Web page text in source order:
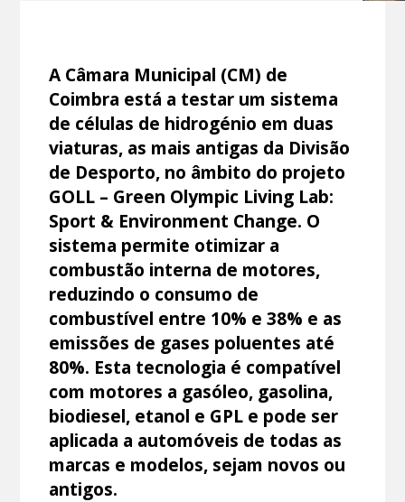
A Câmara Municipal (CM) de
Coimbra está a testar um sistema
de células de hidrogénio em duas
viaturas, as mais antigas da Divisão
de Desporto, no âmbito do projeto
GOLL – Green Olympic Living Lab:
Sport & Environment Change. O
sistema permite otimizar a
combustão interna de motores,
reduzindo o consumo de
combustível entre 10% e 38% e as
emissões de gases poluentes até
80%. Esta tecnologia é compatível
com motores a gasóleo, gasolina,
biodiesel, etanol e GPL e pode ser
aplicada a automóveis de todas as
marcas e modelos, sejam novos ou
antigos.